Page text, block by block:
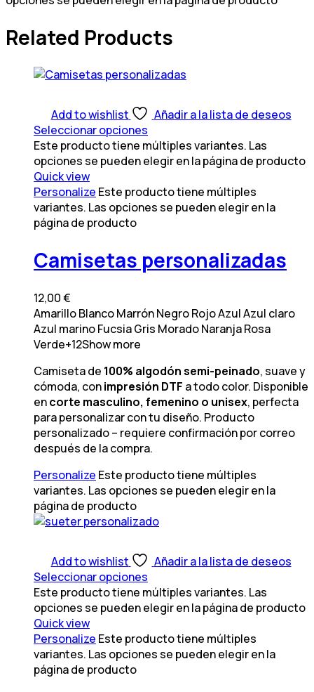
Related Products
Add to wishlist
Añadir a la lista de deseos
Seleccionar opciones
Este producto tiene múltiples variantes. Las
opciones se pueden elegir en la página de producto
Quick view
Personalize Este producto tiene múltiples
variantes. Las opciones se pueden elegir en la
página de producto
Camisetas personalizadas
12,00€
AmarilloBlancoMarrónNegroRojoAzulAzul claro
Azul marinoFucsiaGris MoradoNaranjaRosa
Verde+12Show more
Camiseta de 100% algodón semi-peinado, suave y
cómoda, conimpresión DTF a todo color. Disponible
encorte masculino, femenino o unisex, perfecta
para personalizar con tu diseño. Producto
personalizado – requiere confirmación por correo
después de la compra.
Personalize Este producto tiene múltiples
variantes. Las opciones se pueden elegir en la
página de producto
Add to wishlist
Añadir a la lista de deseos
Seleccionar opciones
Este producto tiene múltiples variantes. Las
opciones se pueden elegir en la página de producto
Quick view
Personalize Este producto tiene múltiples
variantes. Las opciones se pueden elegir en la
página de producto